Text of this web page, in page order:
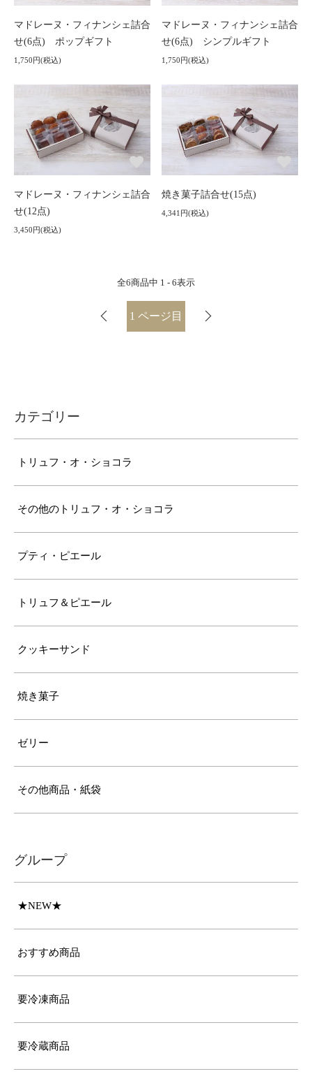
マドレーヌ・フィナンシェ詰合
せ(6点) ポップギフト
1,750円(税込)
マドレーヌ・フィナンシェ詰合
せ(6点) シンプルギフト
1,750円(税込)
マドレーヌ・フィナンシェ詰合
せ(12点)
3,450円(税込)
焼き菓子詰合せ(15点)
4,341円(税込)
全6商品中 1 - 6表示
1 ページ目
カテゴリー
トリュフ・オ・ショコラ
その他のトリュフ・オ・ショコラ
プティ・ピエール
トリュフ＆ピエール
クッキーサンド
焼き菓子
ゼリー
その他商品・紙袋
グループ
★NEW★
おすすめ商品
要冷凍商品
要冷蔵商品